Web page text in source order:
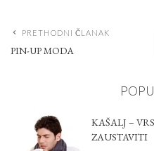
PRETHODNI ČLANAK
PIN-UP MODA
KAŠALJ –
ZAUSTAVITI